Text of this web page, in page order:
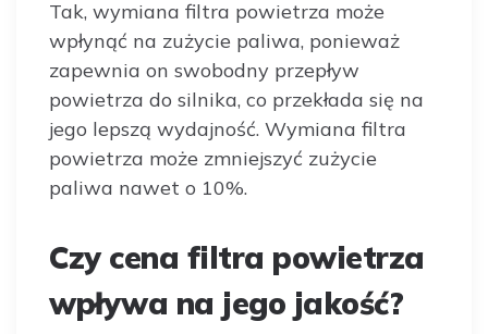
Tak, wymiana filtra powietrza może
wpłynąć na zużycie paliwa, ponieważ
zapewnia on swobodny przepływ
powietrza do silnika, co przekłada się na
jego lepszą wydajność. Wymiana filtra
powietrza może zmniejszyć zużycie
paliwa nawet o 10%.
Czy cena filtra powietrza
wpływa na jego jakość?